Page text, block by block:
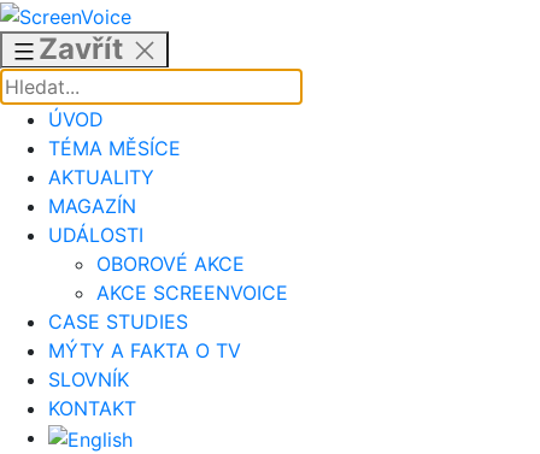
Přejít
obsahu
Zavřít
ÚVOD
TÉMA MĚSÍCE
AKTUALITY
MAGAZÍN
UDÁLOSTI
OBOROVÉ AKCE
AKCE SCREENVOICE
CASE STUDIES
MÝTY A FAKTA O TV
SLOVNÍK
KONTAKT